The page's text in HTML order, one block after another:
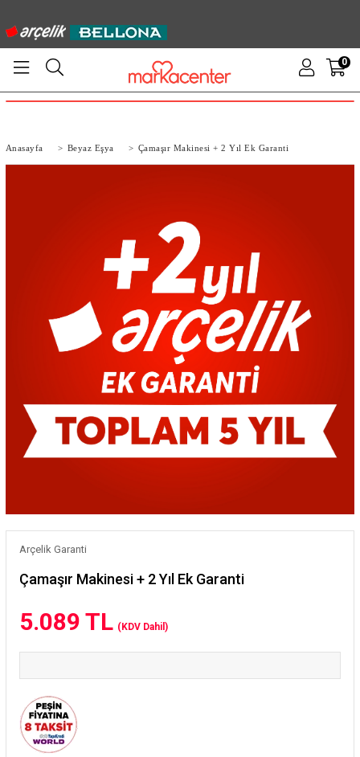
0
Anasayfa > Beyaz Eşya > Çamaşır Makinesi + 2 Yıl Ek Garanti
Arçelik Garanti
Çamaşır Makinesi + 2 Yıl Ek Garanti
5.089 TL (KDV Dahil)